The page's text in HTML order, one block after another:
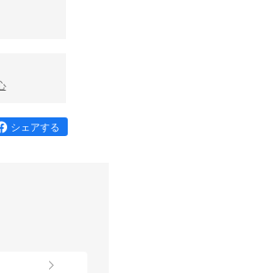
シェアする